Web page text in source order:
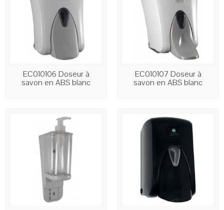
EC010106 Doseur à
savon en ABS blanc
EC010107 Doseur à
savon en ABS blanc